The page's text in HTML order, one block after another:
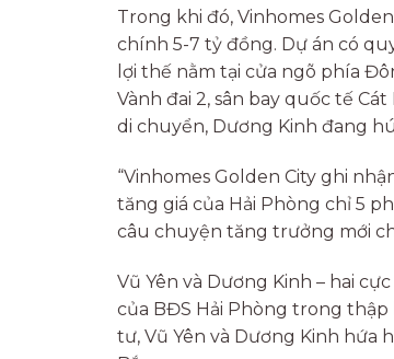
Trong khi đó, Vinhomes
chính 5-7 tỷ đồng. Dự án có
lợi thế nằm tại cửa ngõ phía
Vành đai 2, sân bay quốc tế
di chuyển, Dương Kinh đang
“Vinhomes Golden City ghi
tăng giá của Hải Phòng chỉ 5
câu chuyện tăng trưởng mới
Vũ Yên và Dương Kinh – hai
của BĐS Hải Phòng trong thập
tư, Vũ Yên và Dương Kinh hứa